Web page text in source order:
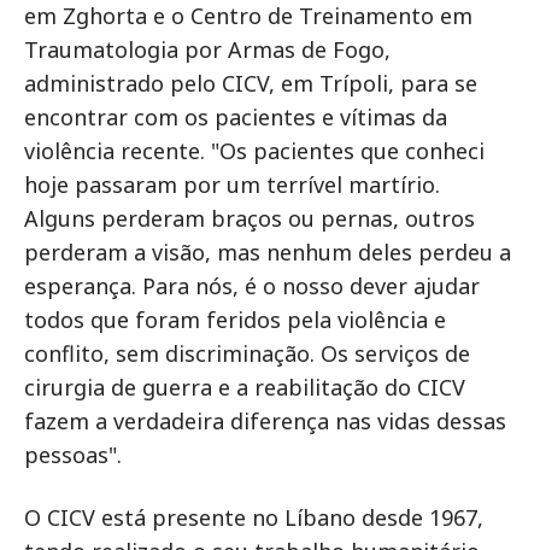
em Zghorta e o Centro de Treinamento em
Traumatologia por Armas de Fogo,
administrado pelo CICV, em Trípoli, para se
encontrar com os pacientes e vítimas da
violência recente. "Os pacientes que conheci
hoje passaram por um terrível martírio.
Alguns perderam braços ou pernas, outros
perderam a visão, mas nenhum deles perdeu a
esperança. Para nós, é o nosso dever ajudar
todos que foram feridos pela violência e
conflito, sem discriminação. Os serviços de
cirurgia de guerra e a reabilitação do CICV
fazem a verdadeira diferença nas vidas dessas
pessoas".
O CICV está presente no Líbano desde 1967,